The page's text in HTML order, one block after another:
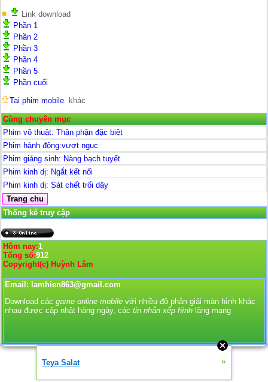
Link download
Phần 1
Phần 2
Phần 3
Phần 4
Phần 5
Phần cuối
Tai phim mobile
khác
Cùng chuyên mục
Phim võ thuật: Thân phận đặc biệt
Phim hành động:vượt ngục
Phim giáng sinh: Nàng bạch tuyết
Phim kinh dị: Ngắt kết nối
Phim kinh dị: Sát chết trổi dậy
Thống kê truy cập
Hôm nay:1
Tổng số:912
Copyright(c) Huỳnh Lâm
Email: lamhien863@gmail.com
Download các game online mobile với nhiều độ phân giải màn hình khác
nhau được cập nhật hàng ngày, các tin nhắn xếp hình lãng mạng
Teya Salat »